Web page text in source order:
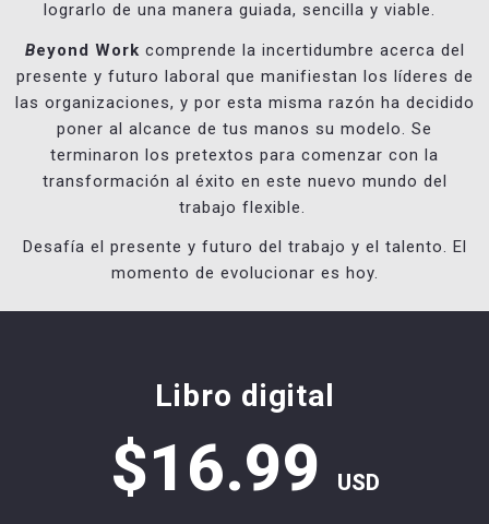
lograrlo de una manera guiada, sencilla y viable.
Beyond Work comprende la incertidumbre acerca del
presente y futuro laboral que manifiestan los líderes de
las organizaciones, y por esta misma razón ha decidido
poner al alcance de tus manos su modelo. Se
terminaron los pretextos para comenzar con la
transformación al éxito en este nuevo mundo del
trabajo flexible.
Desafía el presente y futuro del trabajo y el talento. El
momento de evolucionar es hoy.
Libro digital
$16.99 USD